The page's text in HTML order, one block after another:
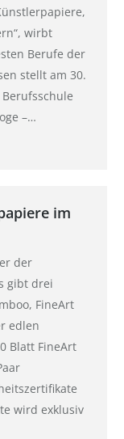
wirbt
Berufe der
stellt am 30.
–…
im
der
gibt drei
FineArt
edlen
Blatt FineArt
wird exklusiv